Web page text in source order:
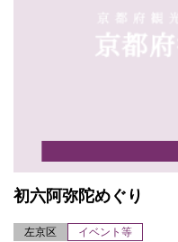
初六阿弥陀めぐり
左京区 イベント等